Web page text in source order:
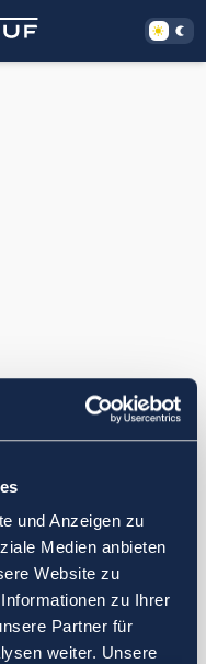
und Anzeigen zu
Medien anbieten
Website zu
zu Ihrer
Partner für
weiter. Unsere